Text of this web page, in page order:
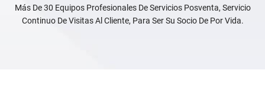
Más De 30 Equipos Profesionales De Servicios Posventa, Servicio
Continuo De Visitas Al Cliente, Para Ser Su Socio De Por Vida.